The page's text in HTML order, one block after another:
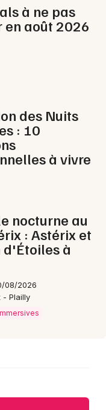
à ne pas
en août 2026
des Nuits
: 10
à vivre
nocturne au
: Astérix et
d'Étoiles à
08/2026
- Plailly